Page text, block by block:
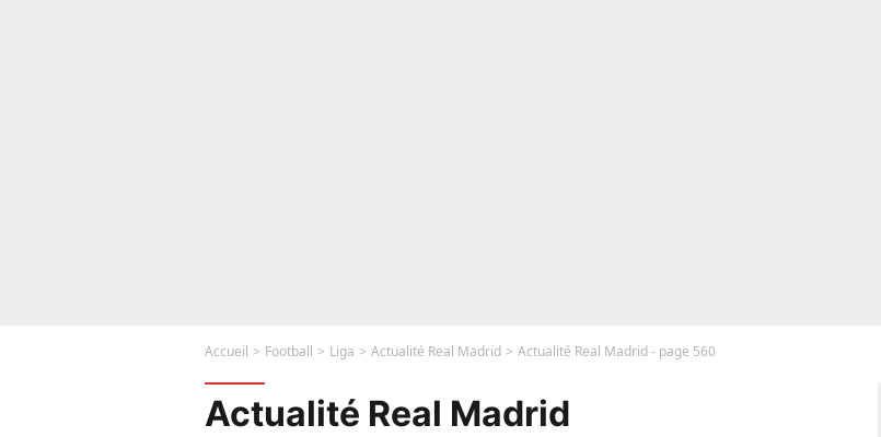
Accueil Football Liga Actualité Real Madrid Actualité Real Madrid - page 560
Actualité Real Madrid